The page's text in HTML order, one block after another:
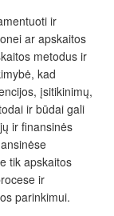
ir
ar apskaitos
metodus ir
kad
įsitikinimų,
ir būdai gali
ir finansinės
tik apskaitos
ir
parinkimui.